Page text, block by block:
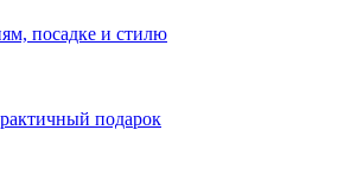
посадке и стилю
подарок